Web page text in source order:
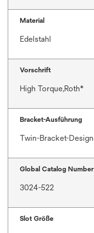
Material
Edelstahl
Vorschrift
High Torque,Roth*
Bracket-Ausführung
Twin-Bracket-Design
Global Catalog Number
3024-522
Slot Größe